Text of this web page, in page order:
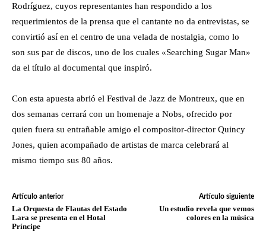
Rodríguez, cuyos representantes han respondido a los
requerimientos de la prensa que el cantante no da entrevistas, se
convirtió así en el centro de una velada de nostalgia, como lo
son sus par de discos, uno de los cuales «Searching Sugar Man»
da el título al documental que inspiró.
Con esta apuesta abrió el Festival de Jazz de Montreux, que en
dos semanas cerrará con un homenaje a Nobs, ofrecido por
quien fuera su entrañable amigo el compositor-director Quincy
Jones, quien acompañado de artistas de marca celebrará al
mismo tiempo sus 80 años.
Artículo anterior
La Orquesta de Flautas del Estado
Lara se presenta en el Hotal
Príncipe
Artículo siguiente
Un estudio revela que vemos
colores en la música